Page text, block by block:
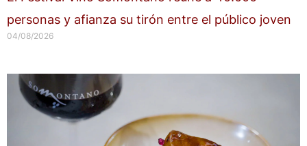
personas y afianza su tirón entre el público joven
04/08/2026